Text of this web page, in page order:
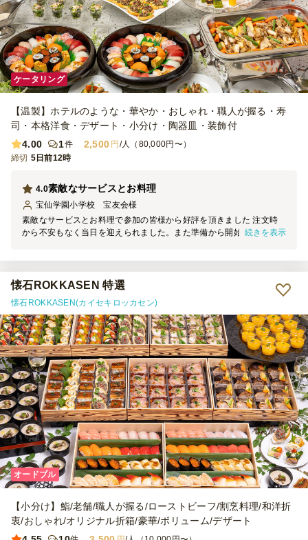
ケータリング
【温製】ホテルのような・華やか・おしゃれ・職人が握る・寿
司・本格洋食・デザート・小分け・陶器皿・装飾付
4.00
1件 2,500 円 /人（80,000円〜）
締切 5日前12時
素敵なサービスとお料理
4.0
宝仙学園小学校 宝友会様
素敵なサービスとお料理で参加の皆様から好評を頂きました 注文時
から不安もなく当日を迎えられました。また準備から開始までスムー
続きを表示
懐石ROKKASEN 特選
懐石ROKKASEN(カイセキロッカセン)
オードブル
【小分け】鮨/老舗/職人が握る/ローストビーフ/割烹料理/和洋折
衷/おしゃれ/オリジナル折箱/豪華/ボリューム/デザート